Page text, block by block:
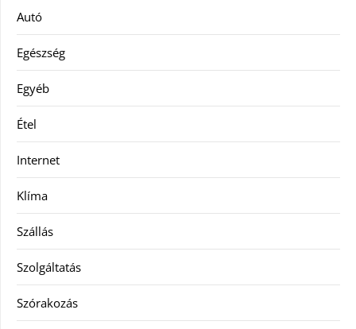
Autó
Egészség
Egyéb
Étel
Internet
Klíma
Szállás
Szolgáltatás
Szórakozás